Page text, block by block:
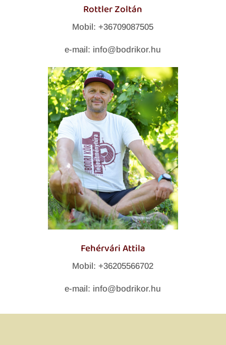
Rottler Zoltán
Mobil: +36709087505
e-mail: info@bodrikor.hu
Fehérvári Attila
Mobil: +36205566702
e-mail: info@bodrikor.hu